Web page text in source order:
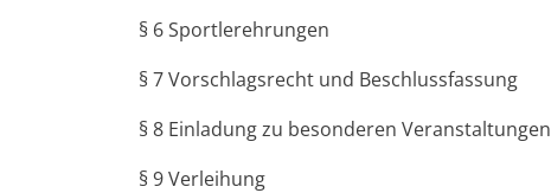
§ 6 Sportlerehrungen
§ 7 Vorschlagsrecht und Beschlussfassung
§ 8 Einladung zu besonderen Veranstaltungen
§ 9 Verleihung